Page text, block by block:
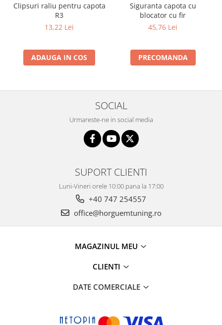
Clipsuri raliu pentru capota
R3
13,22 Lei
ADAUGA IN COS
Siguranta capota cu
blocator cu fir
45,76 Lei
PRECOMANDA
SOCIAL
Urmareste-ne in social media
SUPORT CLIENTI
Luni-Vineri orele 10:00 pana la 17:00
+40 747 254557
office@horguemtuning.ro
MAGAZINUL MEU
CLIENTI
DATE COMERCIALE